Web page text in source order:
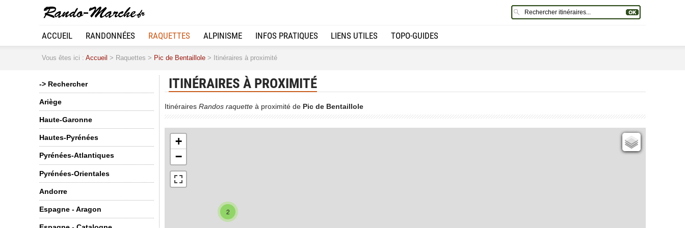
ACCUEIL RANDONNÉES RAQUETTES ALPINISME INFOS PRATIQUES LIENS UTILES TOPO-GUIDES
Vous êtes ici : Accueil > Raquettes > Pic de Bentaillole > Itinéraires à proximité
-> Rechercher
Ariège
Haute-Garonne
Hautes-Pyrénées
Pyrénées-Atlantiques
Pyrénées-Orientales
Andorre
Espagne - Aragon
ITINÉRAIRES À PROXIMITÉ
Itinéraires Randos raquette à proximité de Pic de Bentaillole
2
+
−